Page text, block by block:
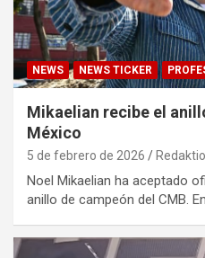
NEWS NEWS TICKER
Mikaelian recibe el
México
5 de febrero de 2026
Noel Mikaelian ha aceptado
anillo de campeón del CMB.